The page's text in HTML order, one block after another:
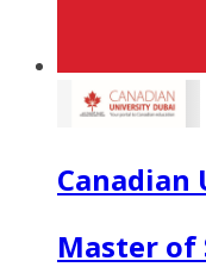
Canadian
Master of